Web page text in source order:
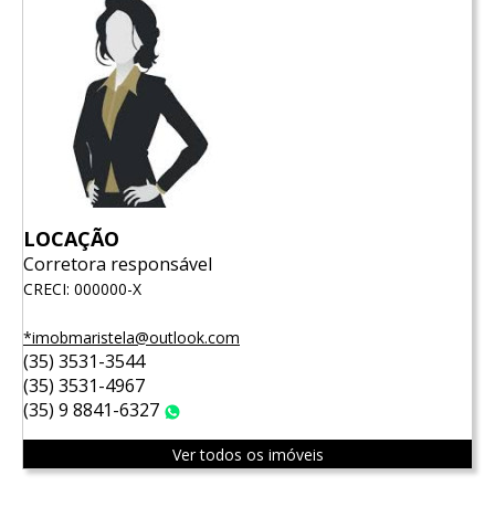
LOCAÇÃO
Corretora responsável
CRECI: 000000-X
*imobmaristela@outlook.com
(35) 3531-3544
(35) 3531-4967
(35) 9 8841-6327
Ver todos os imóveis